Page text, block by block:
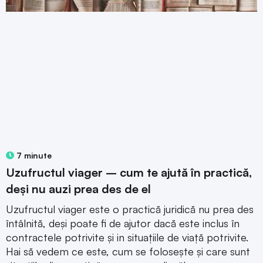
7 minute
Uzufructul viager – cum te ajută în practică,
deși nu auzi prea des de el
Uzufructul viager este o practică juridică nu prea des
întâlnită, deși poate fi de ajutor dacă este inclus în
contractele potrivite și in situațiile de viață potrivite.
Hai să vedem ce este, cum se folosește și care sunt